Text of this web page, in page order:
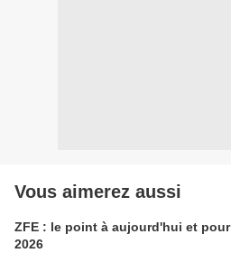
Vous aimerez aussi
ZFE : le point à aujourd'hui et pour
2026